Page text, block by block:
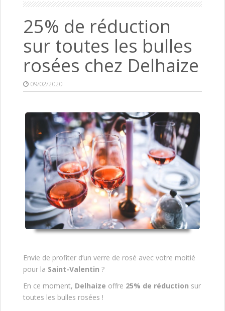
25% de réduction
sur toutes les bulles
rosées chez Delhaize
09/02/2020
Envie de profiter d’un verre de rosé avec votre moitié
pour la Saint-Valentin ?
En ce moment, Delhaize offre 25% de réduction sur
toutes les bulles rosées !